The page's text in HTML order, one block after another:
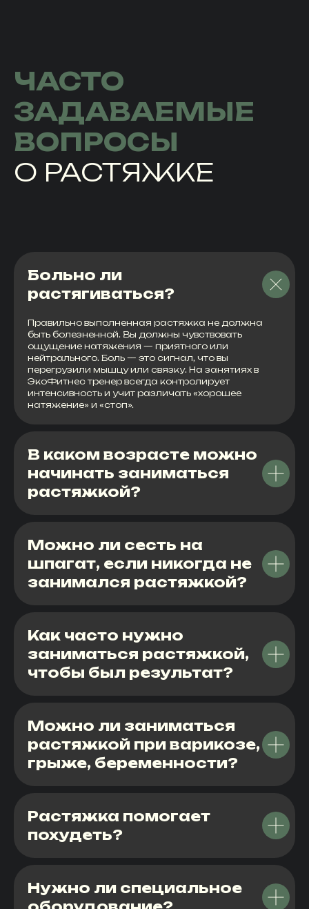
ЧАСТО
ЗАДАВАЕМЫЕ
ВОПРОСЫ
О РАСТЯЖКЕ
Больно ли
растягиваться?
Правильно выполненная растяжка не должна
быть болезненной. Вы должны чувствовать
ощущение натяжения — приятного или
нейтрального. Боль — это сигнал, что вы
перегрузили мышцу или связку. На занятиях в
ЭкоФитнес тренер всегда контролирует
интенсивность и учит различать «хорошее
натяжение» и «стоп».
В каком возрасте можно
начинать заниматься
растяжкой?
Можно ли сесть на
шпагат, если никогда не
занимался растяжкой?
Как часто нужно
заниматься растяжкой,
чтобы был результат?
Можно ли заниматься
растяжкой при варикозе,
грыже, беременности?
Растяжка помогает
похудеть?
Нужно ли специальное